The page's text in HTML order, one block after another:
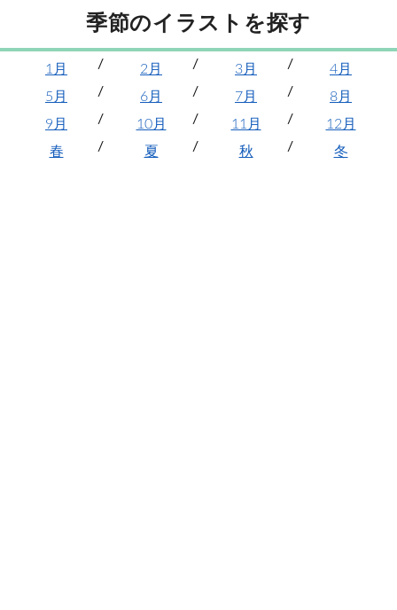
季節のイラストを探す
1月 2月 3月
4月
5月
6月 7月
8月
9月
10月 11月
12月
春
夏 秋 冬